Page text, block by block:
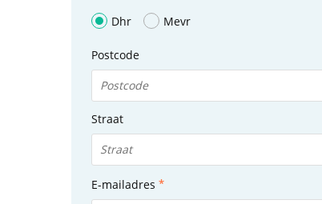
Dhr
Mevr
Postcode
Straat
E-mailadres